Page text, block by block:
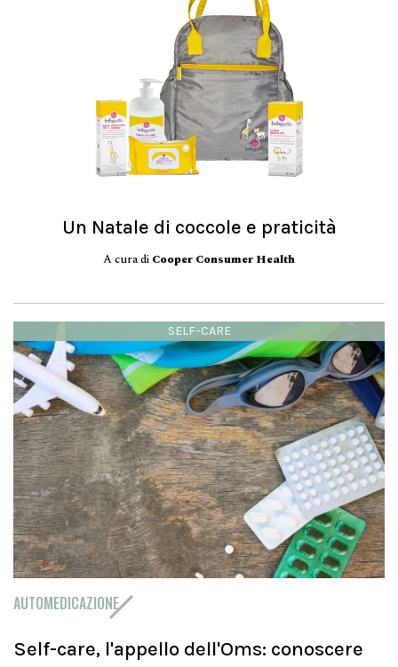
Un Natale di coccole e praticità
A cura di Cooper Consumer Health
SELF-CARE
AUTOMEDICAZIONE
Self-care, l'appello dell'Oms: conoscere